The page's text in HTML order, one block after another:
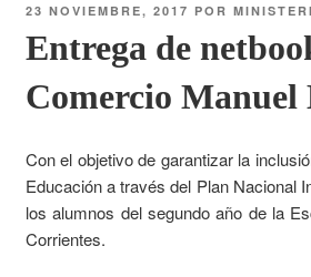
23 NOVIEMBRE, 2017 POR
Entrega de
Comercio Manuel
Con el objetivo de garantizar la
Educación a través del Plan Nacional
los alumnos del segundo año de la
Corrientes.